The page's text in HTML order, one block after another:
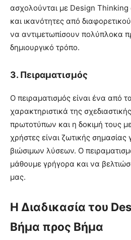
ασχολούνται με Design
και ικανότητες από
να αντιμετωπίσουν πολύπλοκα
δημιουργικό τρόπο.
3. Πειραματισμός
Ο πειραματισμός είναι ένα από
χαρακτηριστικά της
πρωτοτύπων και η δοκιμή τους
χρήστες είναι ζωτικής σημασίας
βιώσιμων λύσεων. Ο
μάθουμε γρήγορα και να
μας.
Η Διαδικασία του
Βήμα προς Βήμα